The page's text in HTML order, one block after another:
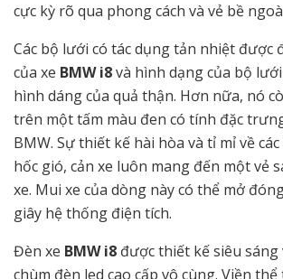
cực kỳ rõ qua phong cách và vẻ bề
Các bộ lưới có tác dụng tản nhiệt được
của xe BMW i8và hình dạng của bộ
hình dáng của quả thận. Hơn nữa, nó
trên một tấm màu đen có tính đặc
BMW. Sự thiết kế hài hòa và tỉ mỉ về
hốc gió, cản xe luôn mang đến một vẻ
xe. Mui xe của dòng này có thể mở
giây hệ thống điện tích.
Đèn xe BMW i8 được thiết kế siêu
chùm đèn led cao cấp vô cùng. Viền